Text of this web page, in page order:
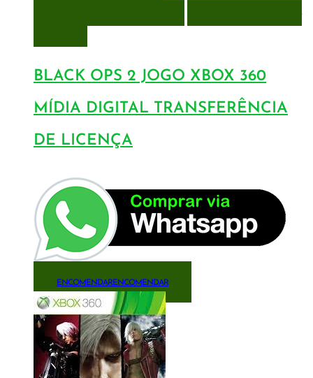
BLACK OPS 2 JOGO XBOX 360
MÍDIA DIGITAL TRANSFERÊNCIA
DE LICENÇA
ENCOMENDARENCOMENDAR